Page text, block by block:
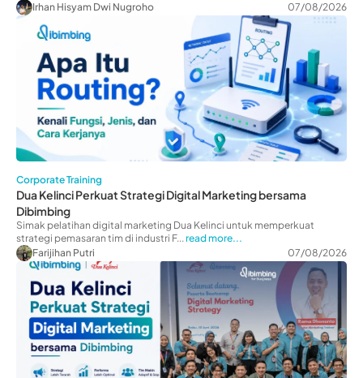
Irhan Hisyam Dwi Nugroho
07/08/2026
Corporate Training
Dua Kelinci Perkuat Strategi Digital Marketing bersama
Dibimbing
Simak pelatihan digital marketing Dua Kelinci untuk memperkuat
strategi pemasaran tim di industri F...read more...
Farijihan Putri
07/08/2026